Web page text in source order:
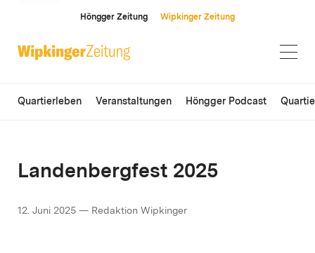
Höngger Zeitung Wipkinger Zeitung
Quartierleben Veranstaltungen Höngger Podcast
Landenbergfest 2025
12. Juni 2025 — Redaktion Wipkinger